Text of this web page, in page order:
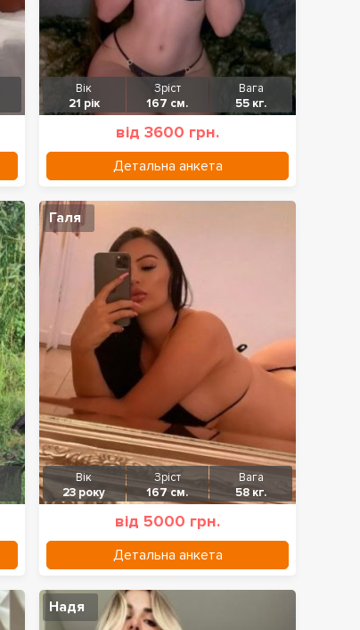
Вік
21 рік
Зріст
167 см.
Вага
55 кг.
від 3600 грн.
Детальна анкета
Галя
Вік
23 року
Зріст
167 см.
Вага
58 кг.
від 5000 грн.
Детальна анкета
Надя